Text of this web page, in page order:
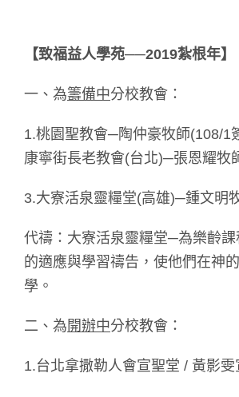
【致福益人學苑──2019紮根年】
一、為籌備中分校教會：
1.桃園聖教會─陶仲豪牧師
康寧街長老教會(台北)─張恩耀牧
3.大寮活泉靈糧堂(高雄)─鍾文明
代禱：大寮活泉靈糧堂─為樂齡
的適應與學習禱告，使他們在神
學。
二、為 開辦中分校教會：
1.台北拿撒勒人會宣聖堂 / 黃影雯